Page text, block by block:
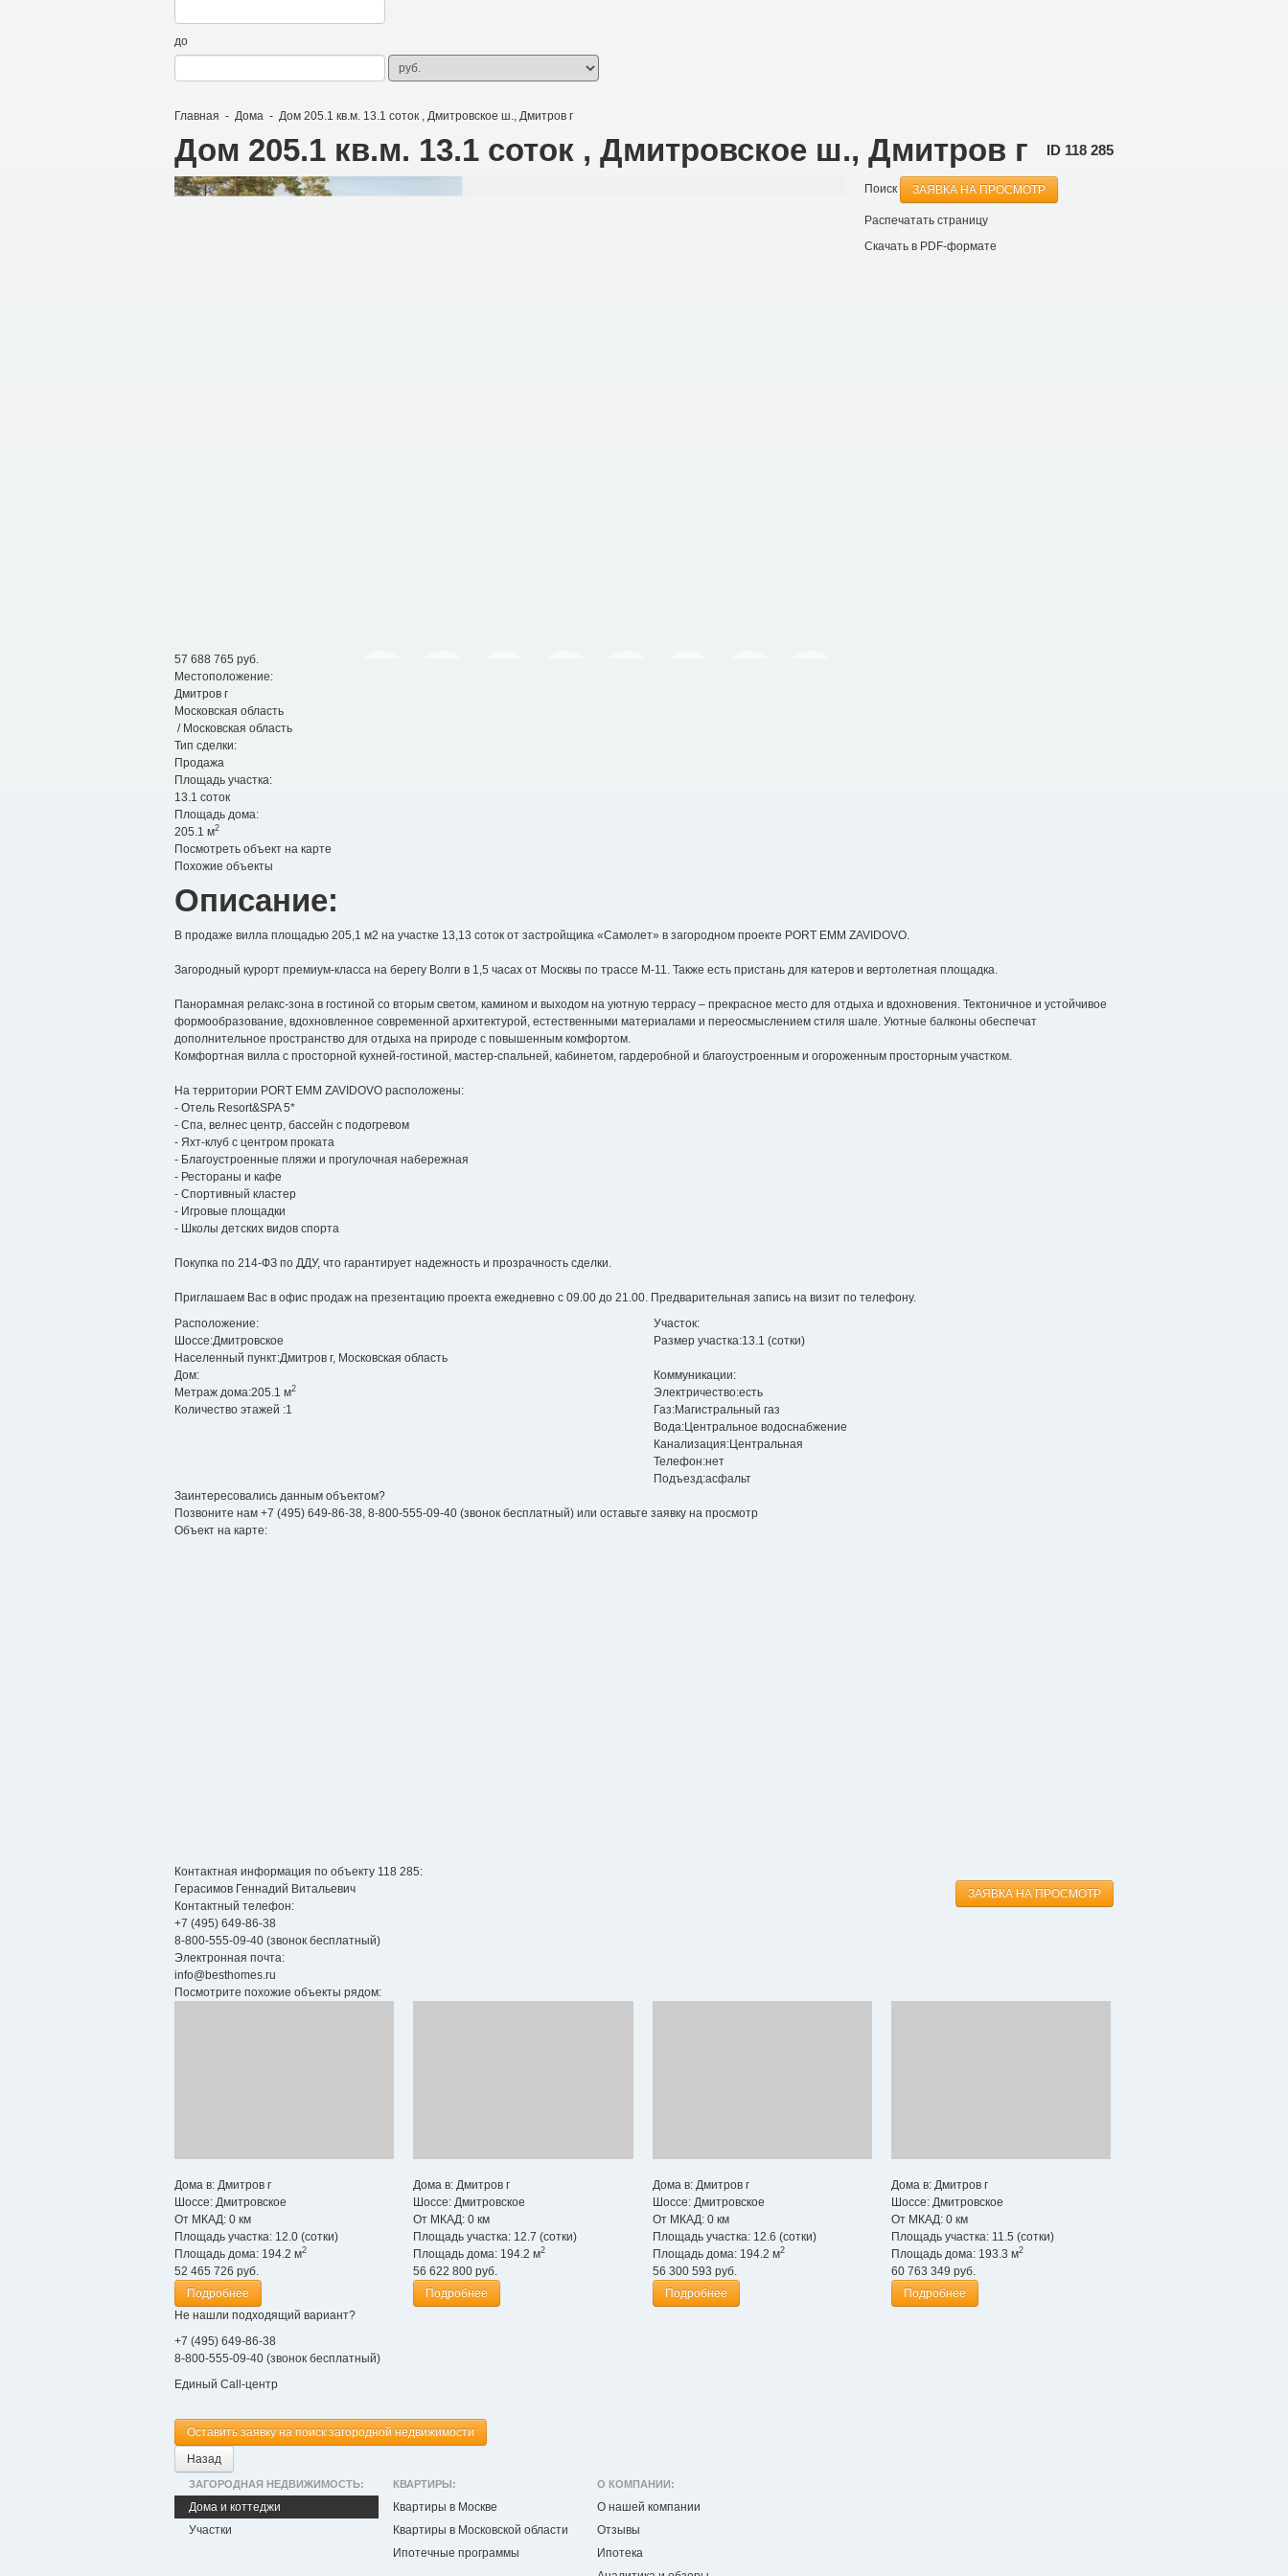
до
Главная - Дома - Дом 205.1 кв.м. 13.1 соток , Дмитровское ш., Дмитров г
Дом 205.1 кв.м. 13.1 соток , Дмитровское ш., Дмитров г ID 118 285
57 688 765 руб.
Местоположение:
Дмитров г
Московская область
/ Московская область
Тип сделки:
Продажа
Площадь участка:
13.1 соток
Площадь дома:
205.1 м2
Посмотреть объект на карте
Похожие объекты
Поиск ЗАЯВКА НА ПРОСМОТР
Распечатать страницу
Скачать в PDF-формате
Описание:
В продаже вилла площадью 205,1 м2 на участке 13,13 соток от застройщика «Самолет» в загородном проекте PORT EMM ZAVIDOVO.
Загородный курорт премиум-класса на берегу Волги в 1,5 часах от Москвы по трассе М-11. Также есть пристань для катеров и вертолетная площадка.
Панорамная релакс-зона в гостиной со вторым светом, камином и выходом на уютную террасу – прекрасное место для отдыха и вдохновения. Тектоничное и устойчивое
формообразование, вдохновленное современной архитектурой, естественными материалами и переосмыслением стиля шале. Уютные балконы обеспечат
дополнительное пространство для отдыха на природе с повышенным комфортом.
Комфортная вилла с просторной кухней-гостиной, мастер-спальней, кабинетом, гардеробной и благоустроенным и огороженным просторным участком.
На территории PORT EMM ZAVIDOVO расположены:
- Отель Resort&SPA 5*
- Спа, велнес центр, бассейн с подогревом
- Яхт-клуб с центром проката
- Благоустроенные пляжи и прогулочная набережная
- Рестораны и кафе
- Спортивный кластер
- Игровые площадки
- Школы детских видов спорта
Покупка по 214-ФЗ по ДДУ, что гарантирует надежность и прозрачность сделки.
Приглашаем Вас в офис продаж на презентацию проекта ежедневно с 09.00 до 21.00. Предварительная запись на визит по телефону.
Расположение:
Шоссе:Дмитровское
Населенный пункт:Дмитров г, Московская область
Участок:
Размер участка:13.1 (сотки)
Дом:
Метраж дома:205.1 м2
Количество этажей :1
Коммуникации:
Электричество:есть
Газ:Магистральный газ
Вода:Центральное водоснабжение
Канализация:Центральная
Телефон:нет
Подъезд:асфальт
Заинтересовались данным объектом?
Позвоните нам +7 (495) 649-86-38, 8-800-555-09-40 (звонок бесплатный) или оставьте заявку на просмотр
Объект на карте:
Контактная информация по объекту 118 285:
Герасимов Геннадий Витальевич
Контактный телефон:
+7 (495) 649-86-38
8-800-555-09-40 (звонок бесплатный)
Электронная почта:
info@besthomes.ru
ЗАЯВКА НА ПРОСМОТР
Посмотрите похожие объекты рядом:
Дома в: Дмитров г
Шоссе: Дмитровское
От МКАД: 0 км
Площадь участка: 12.0 (сотки)
Площадь дома: 194.2 м2
52 465 726 руб.
Подробнее
Дома в: Дмитров г
Шоссе: Дмитровское
От МКАД: 0 км
Площадь участка: 12.7 (сотки)
Площадь дома: 194.2 м2
56 622 800руб.
Подробнее
Дома в: Дмитров г
Шоссе: Дмитровское
От МКАД: 0 км
Площадь участка: 12.6 (сотки)
Площадь дома: 194.2 м2
56 300 593 руб.
Подробнее
Дома в: Дмитров г
Шоссе: Дмитровское
От МКАД: 0 км
Площадь участка: 11.5 (сотки)
Площадь дома: 193.3 м2
60 763 349руб.
Подробнее
Не нашли подходящий вариант?
+7 (495) 649-86-38
8-800-555-09-40 (звонок бесплатный)
Единый Call-центр
Оставить заявку на поиск загородной недвижимости
Назад
ЗАГОРОДНАЯ НЕДВИЖИМОСТЬ:
Дома и коттеджи
Участки
КВАРТИРЫ:
Квартиры в Москве
Квартиры в Московской области
Ипотечные программы
О КОМПАНИИ:
О нашей компании
Отзывы
Ипотека